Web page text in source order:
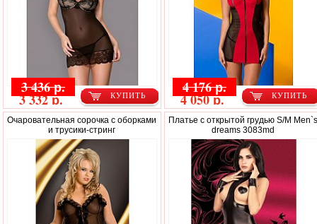
КУПИТЬ
3 436 р.
3 332 р. КУПИТЬ
4 176 р.
4 050 р.
Очаровательная сорочка с оборками
и трусики-стринг
Платье с открытой грудью S/M
dreams 3083md